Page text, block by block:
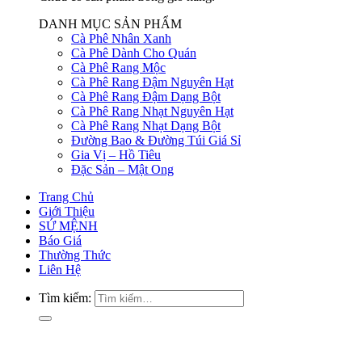
DANH MỤC SẢN PHẨM
Cà Phê Nhân Xanh
Cà Phê Dành Cho Quán
Cà Phê Rang Mộc
Cà Phê Rang Đậm Nguyên Hạt
Cà Phê Rang Đậm Dạng Bột
Cà Phê Rang Nhạt Nguyên Hạt
Cà Phê Rang Nhạt Dạng Bột
Đường Bao & Đường Túi Giá Sỉ
Gia Vị – Hồ Tiêu
Đặc Sản – Mật Ong
Trang Chủ
Giới Thiệu
SỨ MỆNH
Báo Giá
Thường Thức
Liên Hệ
Tìm kiếm: